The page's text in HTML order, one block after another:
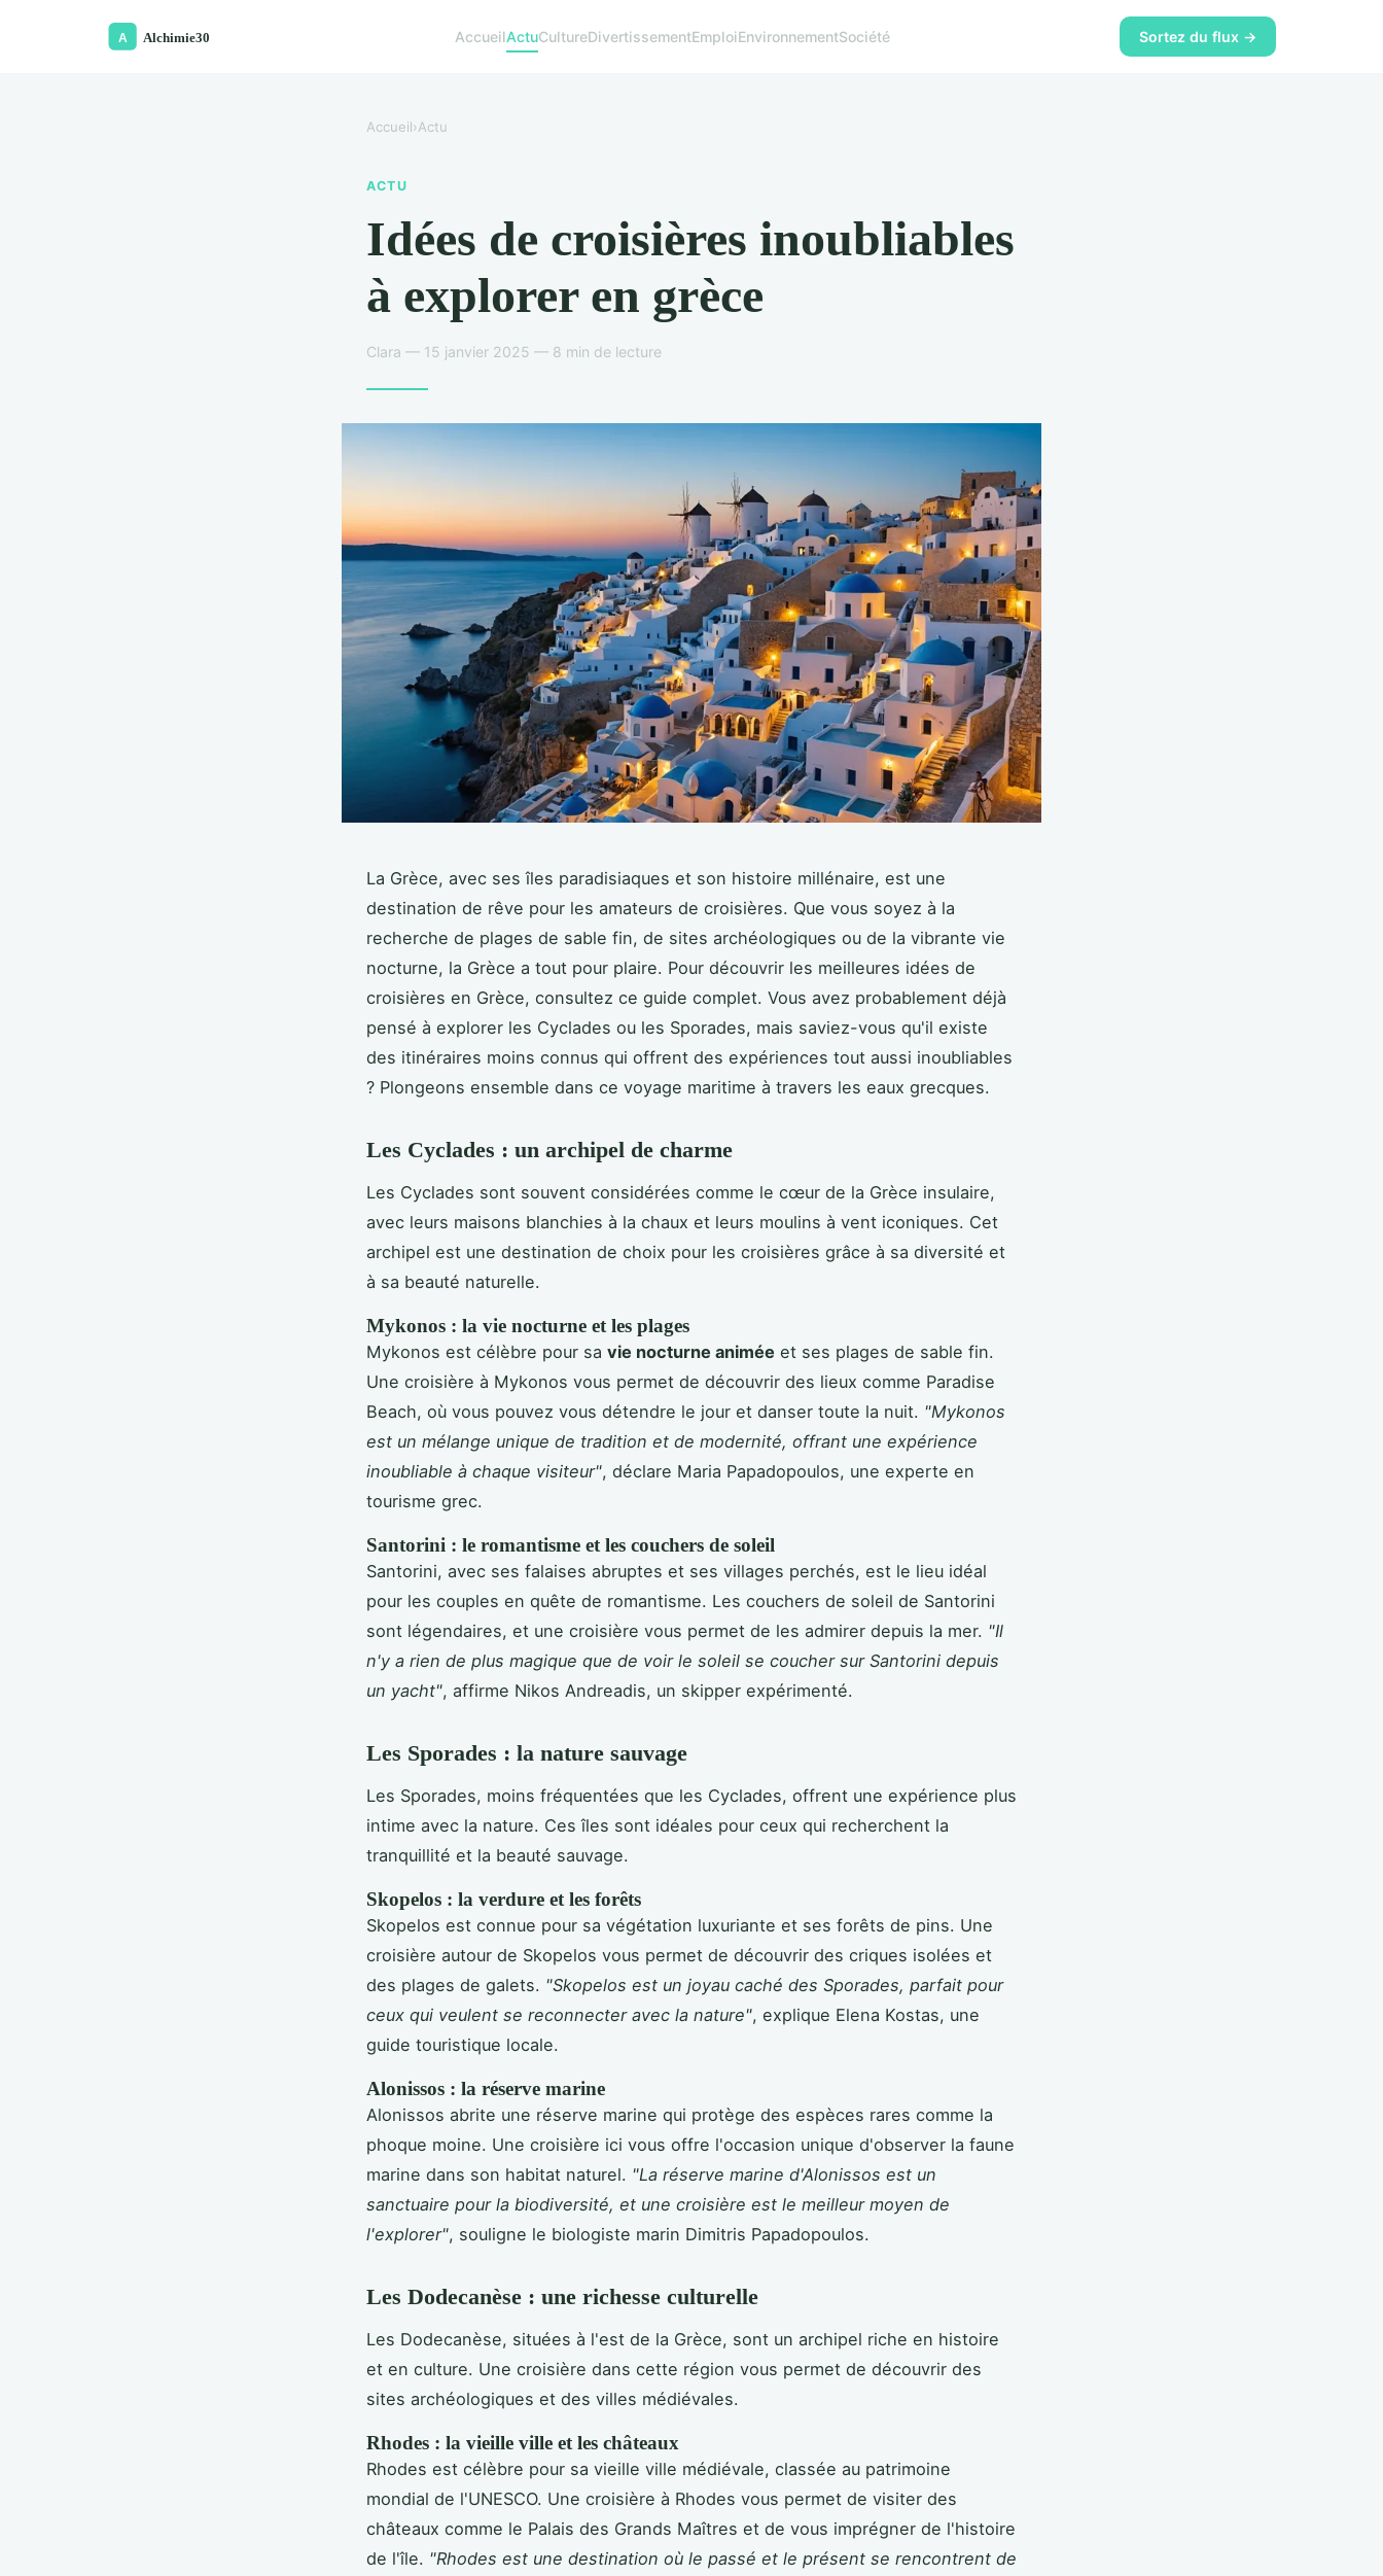
AccueilActuCultureDivertissementEmploiEnvironnementSociété Sortez du flux →
Accueil›Actu
ACTU
Idées de croisières inoubliables
à explorer en grèce
Clara — 15 janvier 2025 — 8 min de lecture
La Grèce, avec ses îles paradisiaques et son histoire millénaire, est une
destination de rêve pour les amateurs de croisières. Que vous soyez à la
recherche de plages de sable fin, de sites archéologiques ou de la vibrante vie
nocturne, la Grèce a tout pour plaire. Pour découvrir les meilleures idées de
croisières en Grèce, consultez ce guide complet. Vous avez probablement déjà
pensé à explorer les Cyclades ou les Sporades, mais saviez-vous qu'il existe
des itinéraires moins connus qui offrent des expériences tout aussi inoubliables
? Plongeons ensemble dans ce voyage maritime à travers les eaux grecques.
Les Cyclades : un archipel de charme
Les Cyclades sont souvent considérées comme le cœur de la Grèce insulaire,
avec leurs maisons blanchies à la chaux et leurs moulins à vent iconiques. Cet
archipel est une destination de choix pour les croisières grâce à sa diversité et
à sa beauté naturelle.
Mykonos : la vie nocturne et les plages
Mykonos est célèbre pour sa vie nocturne animée et ses plages de sable fin.
Une croisière à Mykonos vous permet de découvrir des lieux comme Paradise
Beach, où vous pouvez vous détendre le jour et danser toute la nuit. "Mykonos
est un mélange unique de tradition et de modernité, offrant une expérience
inoubliable à chaque visiteur", déclare Maria Papadopoulos, une experte en
tourisme grec.
Santorini : le romantisme et les couchers de soleil
Santorini, avec ses falaises abruptes et ses villages perchés, est le lieu idéal
pour les couples en quête de romantisme. Les couchers de soleil de Santorini
sont légendaires, et une croisière vous permet de les admirer depuis la mer. "Il
n'y a rien de plus magique que de voir le soleil se coucher sur Santorini depuis
un yacht", affirme Nikos Andreadis, un skipper expérimenté.
Les Sporades : la nature sauvage
Les Sporades, moins fréquentées que les Cyclades, offrent une expérience plus
intime avec la nature. Ces îles sont idéales pour ceux qui recherchent la
tranquillité et la beauté sauvage.
Skopelos : la verdure et les forêts
Skopelos est connue pour sa végétation luxuriante et ses forêts de pins. Une
croisière autour de Skopelos vous permet de découvrir des criques isolées et
des plages de galets. "Skopelos est un joyau caché des Sporades, parfait pour
ceux qui veulent se reconnecter avec la nature", explique Elena Kostas, une
guide touristique locale.
Alonissos : la réserve marine
Alonissos abrite une réserve marine qui protège des espèces rares comme la
phoque moine. Une croisière ici vous offre l'occasion unique d'observer la faune
marine dans son habitat naturel. "La réserve marine d'Alonissos est un
sanctuaire pour la biodiversité, et une croisière est le meilleur moyen de
l'explorer", souligne le biologiste marin Dimitris Papadopoulos.
Les Dodecanèse : une richesse culturelle
Les Dodecanèse, situées à l'est de la Grèce, sont un archipel riche en histoire
et en culture. Une croisière dans cette région vous permet de découvrir des
sites archéologiques et des villes médiévales.
Rhodes : la vieille ville et les châteaux
Rhodes est célèbre pour sa vieille ville médiévale, classée au patrimoine
mondial de l'UNESCO. Une croisière à Rhodes vous permet de visiter des
châteaux comme le Palais des Grands Maîtres et de vous imprégner de l'histoire
de l'île. "Rhodes est une destination où le passé et le présent se rencontrent de